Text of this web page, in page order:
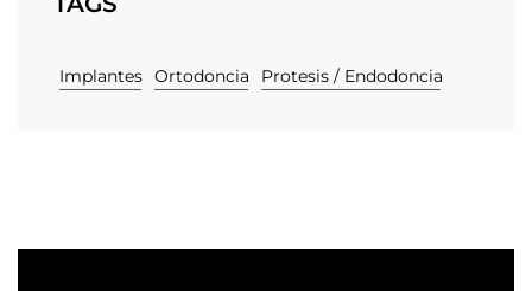
Implantes Ortodoncia Protesis / Endodoncia